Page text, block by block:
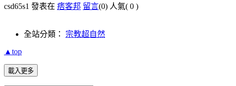
csd65s1 發表在 痞客邦 留言(0) 人氣( 0 )
全站分類： 宗教超自然
▲top
載入更多